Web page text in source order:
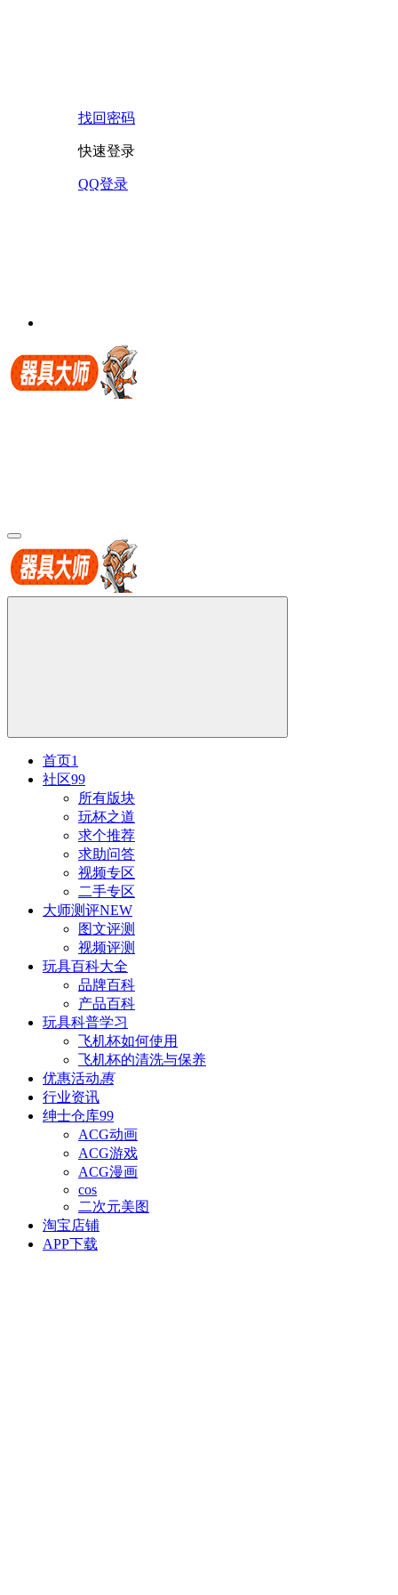
找回密码
快速登录
QQ登录
首页1
社区99
所有版块
玩杯之道
求个推荐
求助问答
视频专区
二手专区
大师测评NEW
图文评测
视频评测
玩具百科大全
品牌百科
产品百科
玩具科普学习
飞机杯如何使用
飞机杯的清洗与保养
优惠活动惠
行业资讯
绅士仓库99
ACG动画
ACG游戏
ACG漫画
cos
二次元美图
淘宝店铺
APP下载